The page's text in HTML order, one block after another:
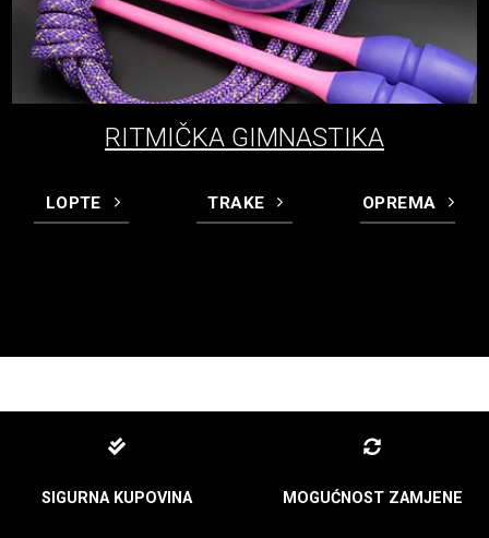
RITMIČKA GIMNASTIKA
LOPTE TRAKE OPREMA
SIGURNA KUPOVINA MOGUĆNOST ZAMJENE